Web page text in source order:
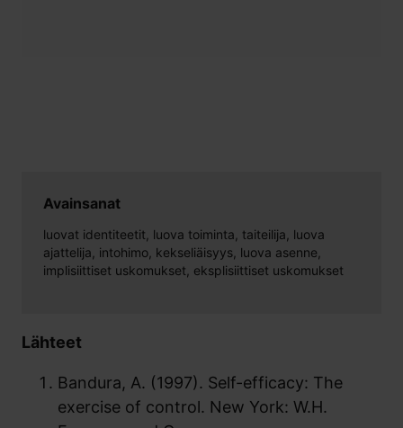
Avainsanat
luovat identiteetit, luova toiminta, taiteilija, luova
ajattelija, intohimo, kekseliäisyys, luova asenne,
implisiittiset uskomukset, eksplisiittiset uskomukset
Lähteet
Bandura, A. (1997). Self-efficacy: The
exercise of control. New York: W.H.